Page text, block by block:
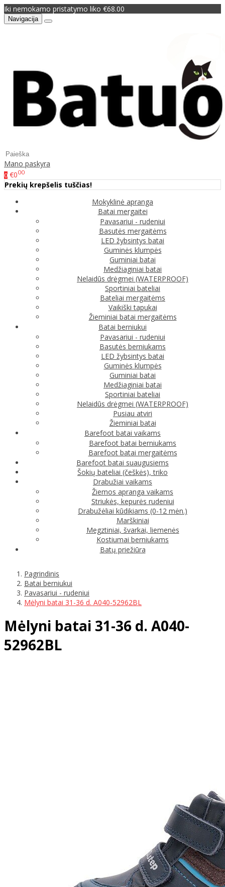
Iki nemokamo pristatymo liko €68.00
Navigacija
Mano paskyra
0 €000
Prekių krepšelis tuščias!
Mokyklinė apranga
Batai mergaitei
Pavasariui - rudeniui
Basutės mergaitėms
LED žybsintys batai
Guminės klumpės
Guminiai batai
Medžiaginiai batai
Nelaidūs drėgmei (WATERPROOF)
Sportiniai bateliai
Bateliai mergaitėms
Vaikiški tapukai
Žieminiai batai mergaitėms
Batai berniukui
Pavasariui - rudeniui
Basutės berniukams
LED žybsintys batai
Guminės klumpės
Guminiai batai
Medžiaginiai batai
Sportiniai bateliai
Nelaidūs drėgmei (WATERPROOF)
Pusiau atviri
Žieminiai batai
Barefoot batai vaikams
Barefoot batai berniukams
Barefoot batai mergaitėms
Barefoot batai suaugusiems
Šokių bateliai (češkės), triko
Drabužiai vaikams
Žiemos apranga vaikams
Striukės, kepurės rudeniui
Drabužėliai kūdikiams (0-12 mėn.)
Marškiniai
Megztiniai, švarkai, liemenės
Kostiumai berniukams
Batų priežiūra
Pagrindinis
Batai berniukui
Pavasariui - rudeniui
Mėlyni batai 31-36 d. A040-52962BL
Mėlyni batai 31-36 d. A040-
52962BL